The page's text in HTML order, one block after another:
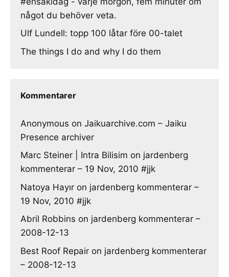
något du behöver veta.
Ulf Lundell: topp 100 låtar före 00-talet
The things I do and why I do them
Kommentarer
Anonymous on Jaikuarchive.com – Jaiku
Presence archiver
Marc Steiner | Intra Bilisim on jardenberg
kommenterar – 19 Nov, 2010 #jjk
Natoya Hayır on jardenberg kommenterar –
19 Nov, 2010 #jjk
Abril Robbins on jardenberg kommenterar –
2008-12-13
Best Roof Repair on jardenberg kommenterar
– 2008-12-13